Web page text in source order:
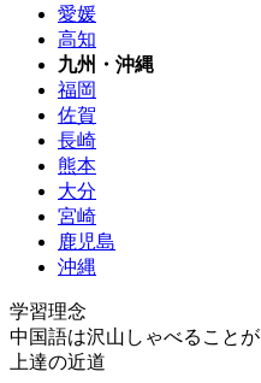
愛媛
高知
九州・沖縄
福岡
佐賀
長崎
熊本
大分
宮崎
鹿児島
沖縄
学習理念
中国語は沢山しゃべることが
上達の近道